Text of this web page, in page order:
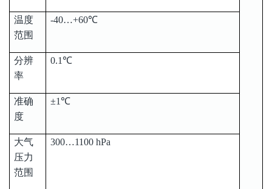
温度
范围
-40…+60℃
分辨
率
0.1℃
准确
度
±1℃
大气
压力
范围
300…1100 hPa